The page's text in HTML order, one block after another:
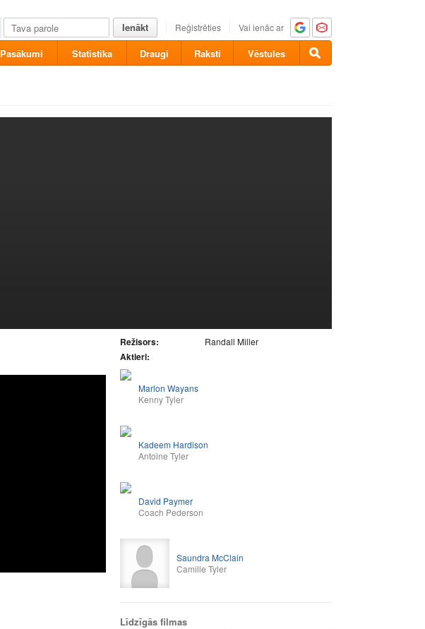
Ienākt Reģistrēties Vai ienāc ar
Pasākumi Statistika Draugi Raksti Vēstules
Režisors: Randall Miller
Aktieri:
Marlon Wayans
Kenny Tyler
Kadeem Hardison
Antoine Tyler
David Paymer
Coach Pederson
Saundra McClain
Camille Tyler
Līdzīgās filmas